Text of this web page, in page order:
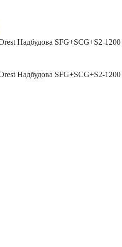
Orest Надбудова SFG+SCG+S2-1200
Orest Надбудова SFG+SCG+S2-1200